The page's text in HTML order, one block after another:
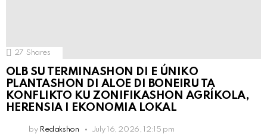
27 Shares
OLB SU TERMINASHON DI E ÚNIKO
PLANTASHON DI ALOE DI BONEIRU TA
KONFLIKTO KU ZONIFIKASHON AGRÍKOLA,
HERENSIA I EKONOMIA LOKAL
by Redakshon July 16, 2026, 12:15 pm